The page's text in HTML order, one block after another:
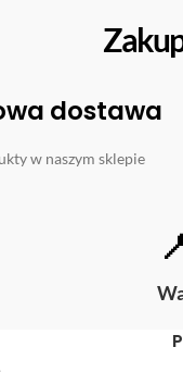
dostawa
w naszym sklepie